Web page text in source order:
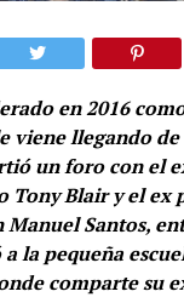
en 2016
viene llegando
un foro con el
Blair y el ex
Manuel Santos,
la pequeña
comparte su